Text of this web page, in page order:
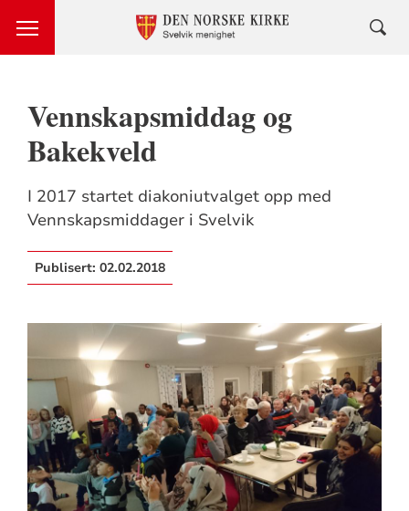
Vennskapsmiddag og
Bakekveld
I 2017 startet diakoniutvalget opp med
Vennskapsmiddager i Svelvik
Publisert: 02.02.2018